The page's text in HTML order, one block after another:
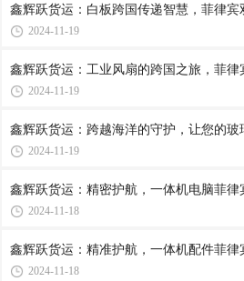
鑫辉跃货运：白板跨国传递智慧，菲律
2024-11-19
鑫辉跃货运：工业风扇的跨国之旅，菲
2024-11-19
鑫辉跃货运：跨越海洋的守护，让您的
2024-11-19
鑫辉跃货运：精密护航，一体机电脑菲律
2024-11-18
鑫辉跃货运：精准护航，一体机配件菲律
2024-11-18